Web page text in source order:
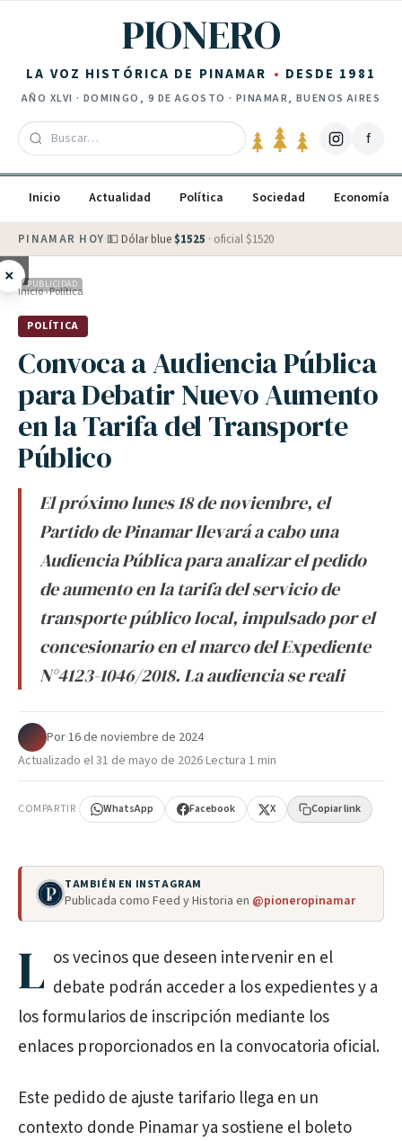
PIONERO
LA VOZ HISTÓRICA DE PINAMAR DESDE 1981
AÑO XLVI · DOMINGO, 9 DE AGOSTO · PINAMAR, BUENOS AIRES
f
Inicio Actualidad Política Sociedad Economía
PINAMAR HOY·💵 Dólar blue $1525 · oficial $1520
× PUBLICIDAD
Inicio›Política
POLÍTICA
Convoca a Audiencia Pública
para Debatir Nuevo Aumento
en la Tarifa del Transporte
Público
El próximo lunes 18 de noviembre, el
Partido de Pinamar llevará a cabo una
Audiencia Pública para analizar el pedido
de aumento en la tarifa del servicio de
transporte público local, impulsado por el
concesionario en el marco del Expediente
N°4123-1046/2018. La audiencia se reali
Por·16 de noviembre de 2024·
Actualizado el31 de mayo de 2026·Lectura 1 min
COMPARTIR WhatsApp Facebook X Copiar link
TAMBIÉN EN INSTAGRAM
Publicada como Feed y Historia en @pioneropinamar
L os vecinos que deseen intervenir en el
debate podrán acceder a los expedientes y a
los formularios de inscripción mediante los
enlaces proporcionados en la convocatoria oficial.
Este pedido de ajuste tarifario llega en un
contexto donde Pinamar ya sostiene el boleto